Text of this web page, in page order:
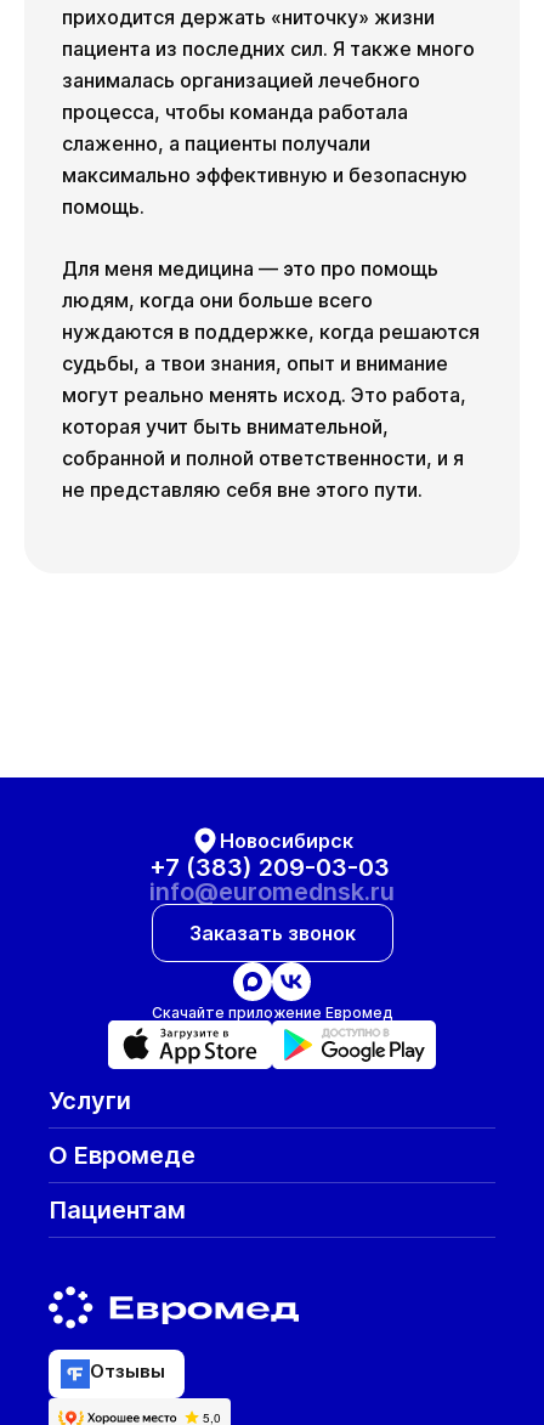
приходится держать «ниточку» жизни
пациента из последних сил. Я также много
занималась организацией лечебного
процесса, чтобы команда работала
слаженно, а пациенты получали
максимально эффективную и безопасную
помощь.
Для меня медицина — это про помощь
людям, когда они больше всего
нуждаются в поддержке, когда решаются
судьбы, а твои знания, опыт и внимание
могут реально менять исход. Это работа,
которая учит быть внимательной,
собранной и полной ответственности, и я
не представляю себя вне этого пути.
Новосибирск
+7 (383) 209-03-03
info@euromednsk.ru
Заказать звонок
Скачайте приложение Евромед
Услуги
О Евромеде
Пациентам
Отзывы